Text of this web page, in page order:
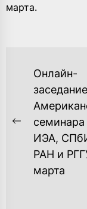
марта.
НАВИГАЦИЯ
ЗАПИСЯМ
Previous
post:
Онлайн-
заседание
ИЭА,
РАН и
марта